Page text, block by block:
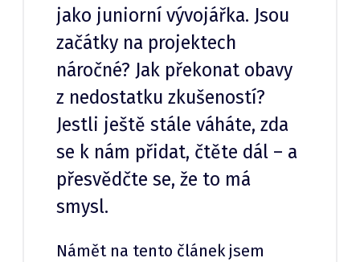
jako juniorní vývojářka. Jsou
začátky na projektech
náročné? Jak překonat obavy
z nedostatku zkušeností?
Jestli ještě stále váháte, zda
se k nám přidat, čtěte dál – a
přesvědčte se, že to má
smysl.
Námět na tento článek jsem